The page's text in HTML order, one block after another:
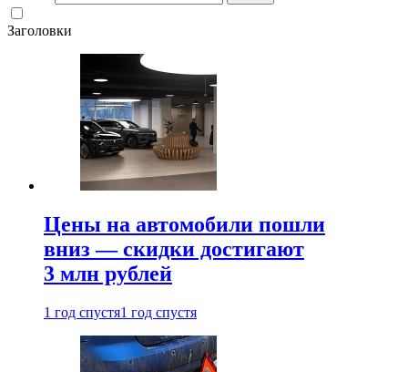
Заголовки
Цены на автомобили пошли
вниз — скидки достигают
3 млн рублей
1 год спустя1 год спустя